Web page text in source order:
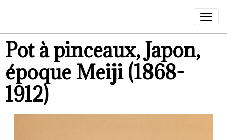
Pot à pinceaux, Japon,
époque Meiji (1868-
1912)